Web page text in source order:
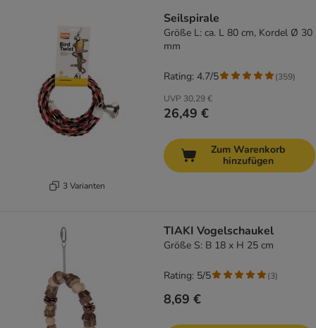
3 Varianten
Seilspirale
Größe L: ca. L 80 cm, Kordel Ø 30
mm
UVP 30,29 €
26,49 €
Rating: 4.7/5 (359)
Zum Warenkorb
hinzufügen
TIAKI Vogelschaukel
Größe S: B 18 x H 25 cm
8,69 €
Rating: 5/5 (3)